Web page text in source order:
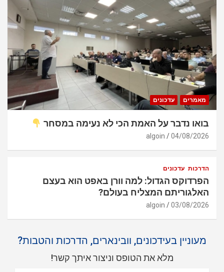
מאמרים עדכונים
בואו נדבר על האמת הכי לא נעימה במסחר
04/08/2026
algoin
הדרכות עדכונים
הפרדוקס הגדול: למה וורן באפט הוא בעצם
האלגוריתם המצליח בעולם?
03/08/2026
algoin
מעוניין בעידכונים, וובינארים, הדרכות והטבות?
מלא את הטופס וניצור איתך קשר!